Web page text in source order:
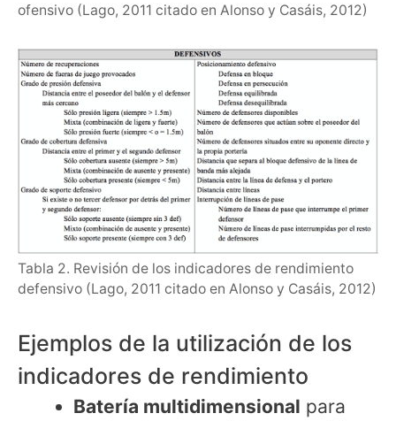
ofensivo (Lago, 2011 citado en Alonso y Casáis, 2012)
Tabla 2. Revisión de los indicadores de rendimiento
defensivo (Lago, 2011 citado en Alonso y Casáis, 2012)
Ejemplos de la utilización de los
indicadores de rendimiento
Batería multidimensional para